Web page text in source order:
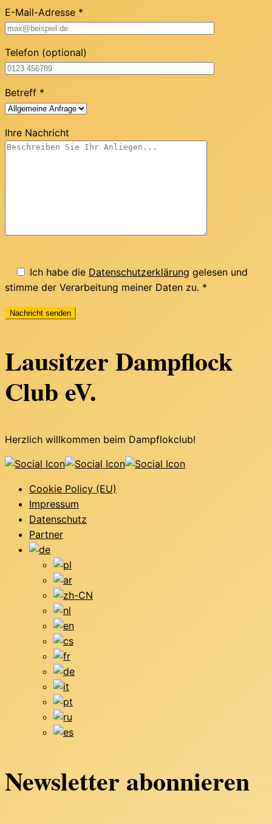
E-Mail-Adresse *
Telefon (optional)
Betreff *
Ihre Nachricht
Ich habe die Datenschutzerklärung gelesen und
stimme der Verarbeitung meiner Daten zu. *
Lausitzer Dampflock
Club eV.
Herzlich willkommen beim Dampflokclub!
Cookie Policy (EU)
Impressum
Datenschutz
Partner
Newsletter abonnieren